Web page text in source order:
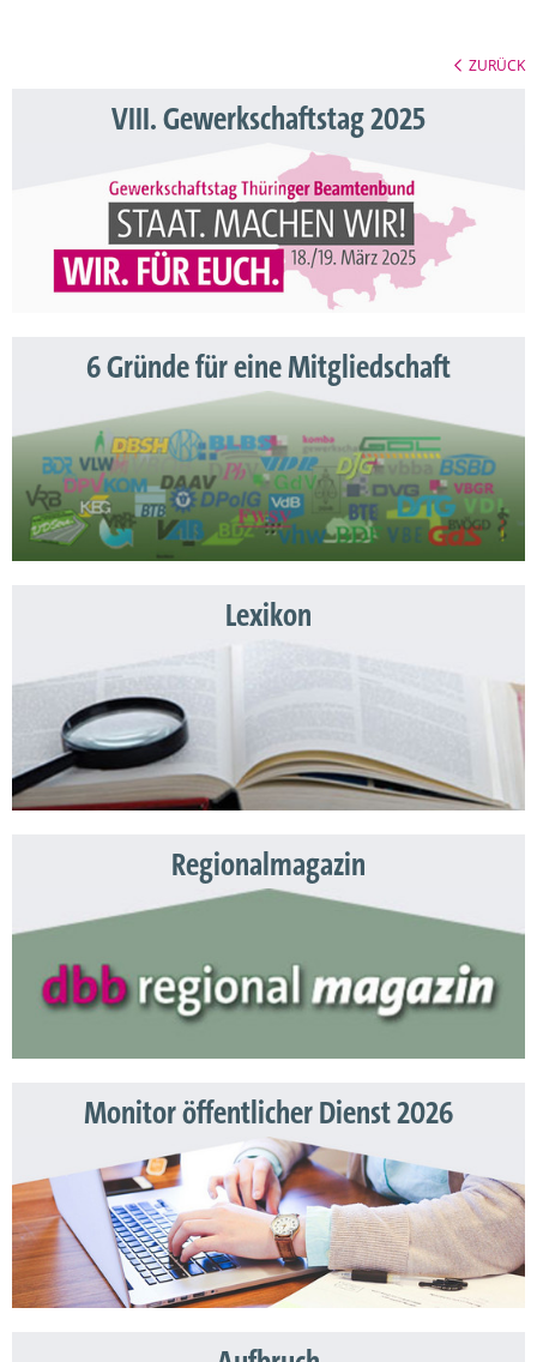
ZURÜCK
VIII. Gewerkschaftstag 2025
6 Gründe für eine Mitgliedschaft
Lexikon
Regionalmagazin
Monitor öffentlicher Dienst 2026